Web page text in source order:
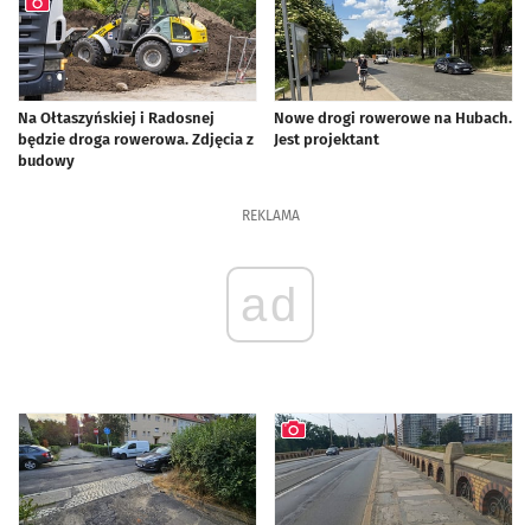
Na Ołtaszyńskiej i Radosnej
będzie droga rowerowa. Zdjęcia z
budowy
Nowe drogi rowerowe na Hubach.
Jest projektant
REKLAMA
ad